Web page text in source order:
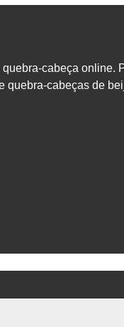
cabeça online.
quebra-cabeças de